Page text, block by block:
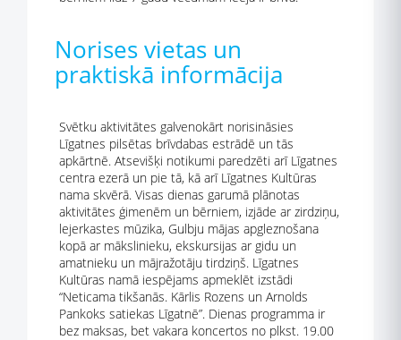
Norises vietas un
praktiskā informācija
Svētku aktivitātes galvenokārt norisināsies
Līgatnes pilsētas brīvdabas estrādē un tās
apkārtnē. Atsevišķi notikumi paredzēti arī Līgatnes
centra ezerā un pie tā, kā arī Līgatnes Kultūras
nama skvērā. Visas dienas garumā plānotas
aktivitātes ģimenēm un bērniem, izjāde ar zirdziņu,
lejerkastes mūzika, Gulbju mājas apgleznošana
kopā ar mākslinieku, ekskursijas ar gidu un
amatnieku un mājražotāju tirdziņš. Līgatnes
Kultūras namā iespējams apmeklēt izstādi
“Neticama tikšanās. Kārlis Rozens un Arnolds
Pankoks satiekas Līgatnē”. Dienas programma ir
bez maksas, bet vakara koncertos no plkst. 19.00